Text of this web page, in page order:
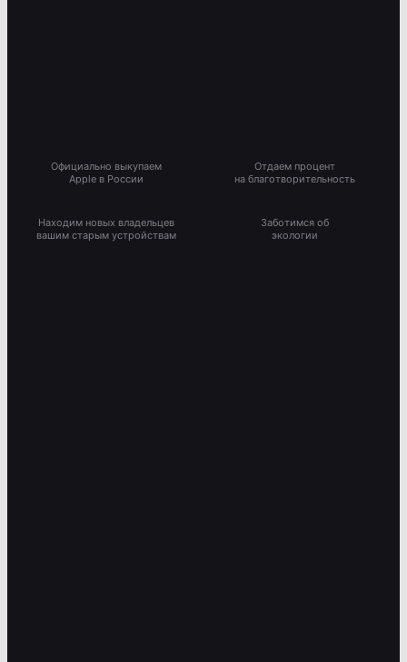
Официально выкупаем
Apple в России
Отдаем процент
на благотворительность
Находим новых владельцев
вашим старым устройствам
Заботимся об
экологии